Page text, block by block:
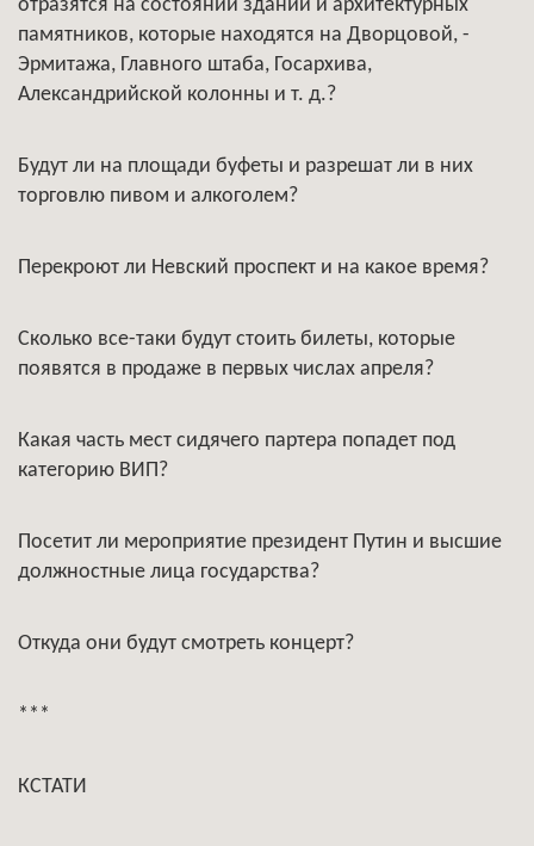
отразятся на состоянии зданий и архитектурных
памятников, которые находятся на Дворцовой, -
Эрмитажа, Главного штаба, Госархива,
Александрийской колонны и т. д.?
Будут ли на площади буфеты и разрешат ли в них
торговлю пивом и алкоголем?
Перекроют ли Невский проспект и на какое время?
Сколько все-таки будут стоить билеты, которые
появятся в продаже в первых числах апреля?
Какая часть мест сидячего партера попадет под
категорию ВИП?
Посетит ли мероприятие президент Путин и высшие
должностные лица государства?
Откуда они будут смотреть концерт?
***
КСТАТИ